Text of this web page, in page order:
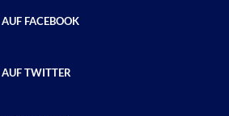
FACEBOOK
AUF TWITTER